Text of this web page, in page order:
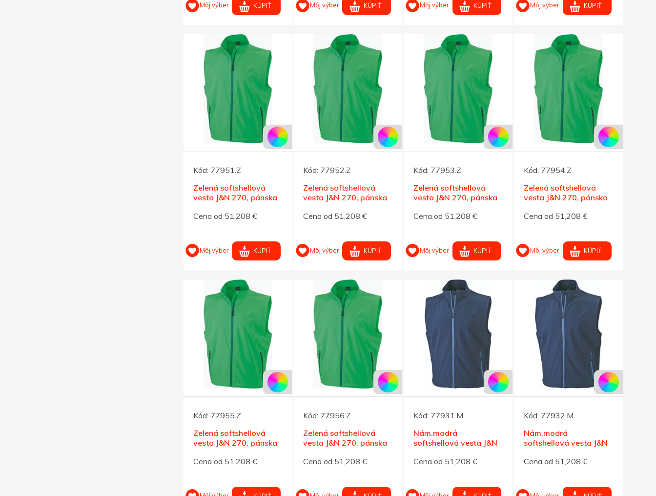
Môj výber KÚPIŤ Môj výber KÚPIŤ Môj výber KÚPIŤ Môj výber KÚPIŤ
Kód: 77951.Z
Zelená softshellová
vesta J&N 270, pánska
Cena od 51,208 €
Môj výber KÚPIŤ
Kód: 77952.Z
Zelená softshellová
vesta J&N 270, pánska
Cena od 51,208 €
Môj výber KÚPIŤ
Kód: 77953.Z
Zelená softshellová
vesta J&N 270, pánska
Cena od 51,208 €
Môj výber KÚPIŤ
Kód: 77954.Z
Zelená softshellová
vesta J&N 270, pánska
Cena od 51,208 €
Môj výber KÚPIŤ
Kód: 77955.Z
Zelená softshellová
vesta J&N 270, pánska
Cena od 51,208 €
Kód: 77956.Z
Zelená softshellová
vesta J&N 270, pánska
Cena od 51,208 €
Kód: 77931.M
Nám.modrá
softshellová vesta J&N
Cena od 51,208 €
Kód: 77932.M
Nám.modrá
softshellová vesta J&N
Cena od 51,208 €